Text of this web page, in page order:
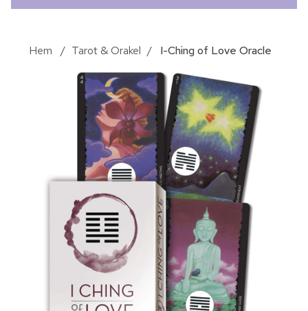
Hem / Tarot & Orakel / I-Ching of Love Oracle